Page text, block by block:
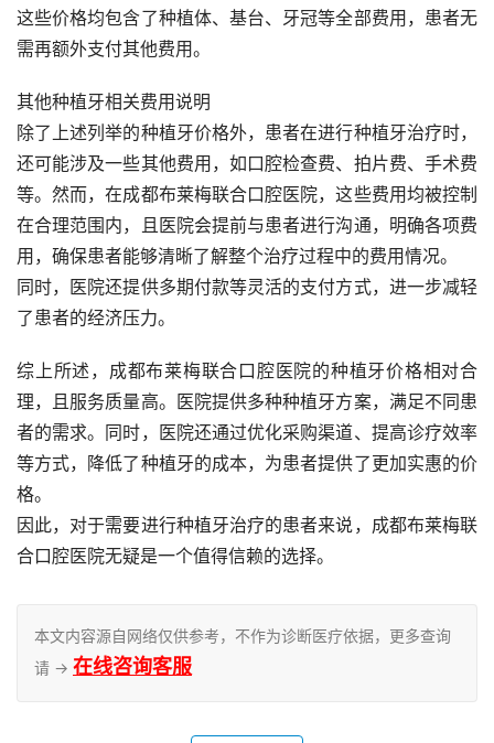
这些价格均包含了种植体、基台、牙冠等全部费用，患者无
需再额外支付其他费用。
其他种植牙相关费用说明
除了上述列举的种植牙价格外，患者在进行种植牙治疗时，
还可能涉及一些其他费用，如口腔检查费、拍片费、手术费
等。然而，在成都布莱梅联合口腔医院，这些费用均被控制
在合理范围内，且医院会提前与患者进行沟通，明确各项费
用，确保患者能够清晰了解整个治疗过程中的费用情况。
同时，医院还提供多期付款等灵活的支付方式，进一步减轻
了患者的经济压力。
综上所述，成都布莱梅联合口腔医院的种植牙价格相对合
理，且服务质量高。医院提供多种种植牙方案，满足不同患
者的需求。同时，医院还通过优化采购渠道、提高诊疗效率
等方式，降低了种植牙的成本，为患者提供了更加实惠的价
格。
因此，对于需要进行种植牙治疗的患者来说，成都布莱梅联
合口腔医院无疑是一个值得信赖的选择。
本文内容源自网络仅供参考，不作为诊断医疗依据，更多查询
请 → 在线咨询客服